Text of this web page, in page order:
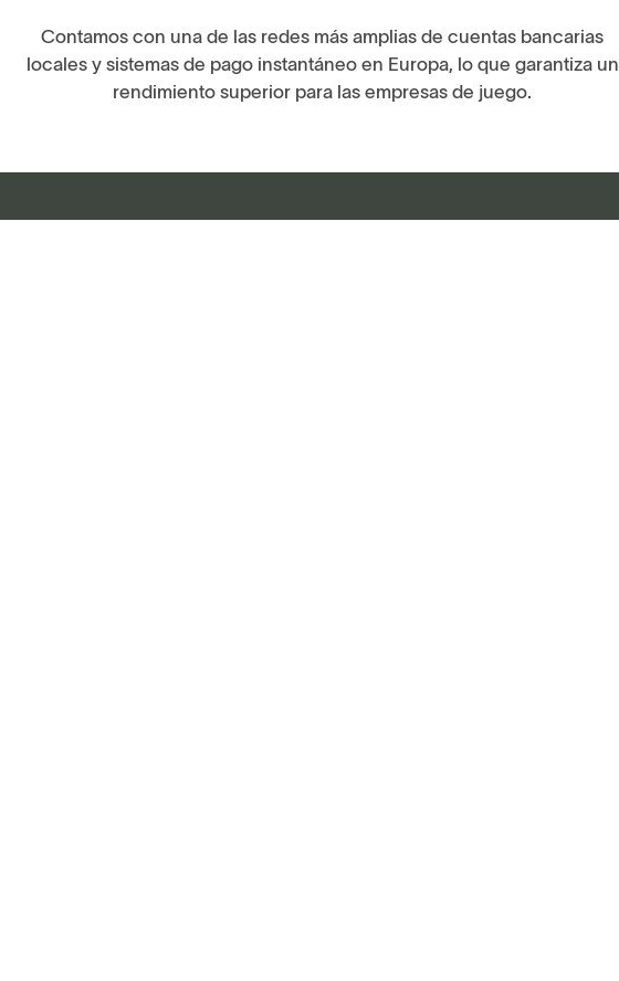
Contamos con una de las redes más amplias de cuentas bancarias
locales y sistemas de pago instantáneo en Europa, lo que garantiza un
rendimiento superior para las empresas de juego.